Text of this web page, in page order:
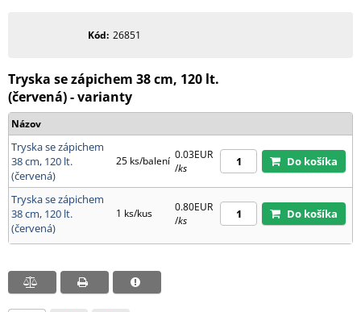
Kód 26851
Tryska se zápichem 38 cm, 120 lt.
(červená) - varianty
Názov
Tryska se zápichem
38 cm, 120 lt.
(červená)
25 ks/balení 0.03EUR
/ks Do košíka
Tryska se zápichem
38 cm, 120 lt.
(červená)
1 ks/kus
0.80EUR
/ks Do košíka